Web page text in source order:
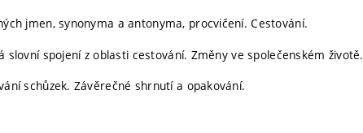
jmen, synonyma a antonyma, procvičení. Cestování.
slovní spojení z oblasti cestování. Změny ve společenském životě.
schůzek. Závěrečné shrnutí a opakování.